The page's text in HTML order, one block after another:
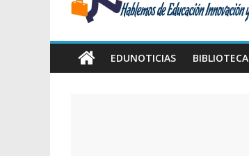
Educación,
EDUNOTICIAS BIBLIOTECA